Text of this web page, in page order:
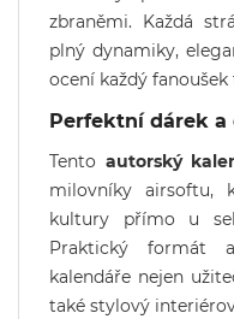
zbraněmi. Každá
plný dynamiky,
ocení každý
Perfektní dárek a
Tento autorský
milovníky airsoftu,
kultury přímo u
Praktický formát
kalendáře nejen
také stylový